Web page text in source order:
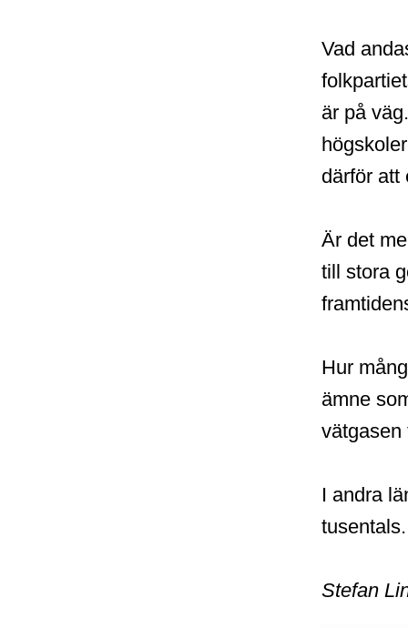
Vad
är på
därför att
Är det
till stora
Hur
ämne
vätgasen
I andra
tusentals.
Stefan